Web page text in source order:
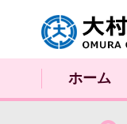
大村市
ホーム